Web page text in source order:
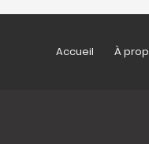
Accueil À